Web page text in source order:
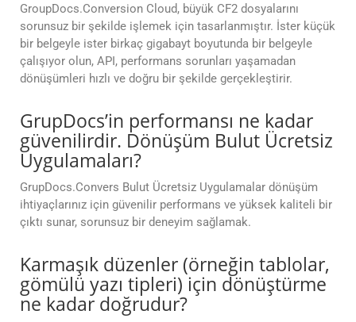
GroupDocs.Conversion Cloud, büyük CF2 dosyalarını
sorunsuz bir şekilde işlemek için tasarlanmıştır. İster küçük
bir belgeyle ister birkaç gigabayt boyutunda bir belgeyle
çalışıyor olun, API, performans sorunları yaşamadan
dönüşümleri hızlı ve doğru bir şekilde gerçekleştirir.
GrupDocs’in performansı ne kadar
güvenilirdir. Dönüşüm Bulut Ücretsiz
Uygulamaları?
GrupDocs.Convers Bulut Ücretsiz Uygulamalar dönüşüm
ihtiyaçlarınız için güvenilir performans ve yüksek kaliteli bir
çıktı sunar, sorunsuz bir deneyim sağlamak.
Karmaşık düzenler (örneğin tablolar,
gömülü yazı tipleri) için dönüştürme
ne kadar doğrudur?